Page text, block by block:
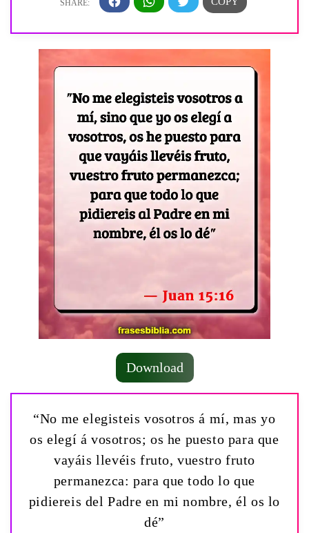
Download
“No me elegisteis vosotros á mí, mas yo
os elegí á vosotros; os he puesto para que
vayáis llevéis fruto, vuestro fruto
permanezca: para que todo lo que
pidiereis del Padre en mi nombre, él os lo
dé”